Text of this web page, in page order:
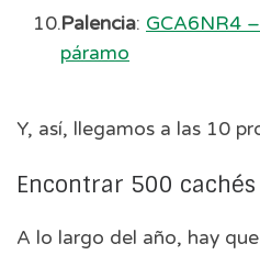
Palencia: GCA6NR4
páramo
Y, así, llegamos a las 10
Encontrar 500 cachés
A lo largo del año, hay